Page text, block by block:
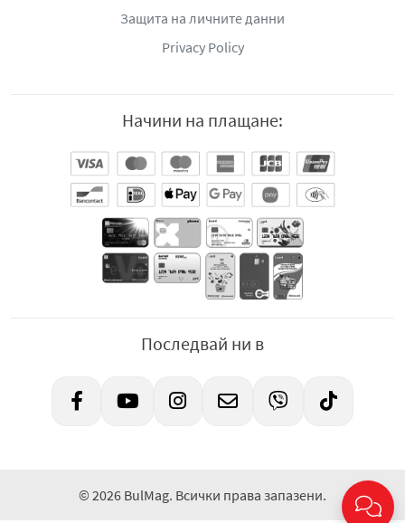
Защита на личните данни
Privacy Policy
Начини на плащане:
Последвай ни в
© 2026 BulMag. Всички права запазени.